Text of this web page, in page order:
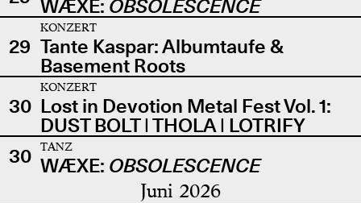
WÆXE: OBSOLESCENCE
29
KONZERT
Tante Kaspar: Albumtaufe &
Basement Roots
30
KONZERT
Lost in Devotion Metal Fest Vol. 1:
DUST BOLT | THOLA | LOTRIFY
30
TANZ
WÆXE: OBSOLESCENCE
Juni 2026